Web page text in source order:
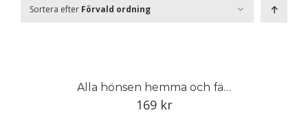
Sortera efter Förvald ordning
Alla hönsen hemma och färska ägg i köket
169 kr